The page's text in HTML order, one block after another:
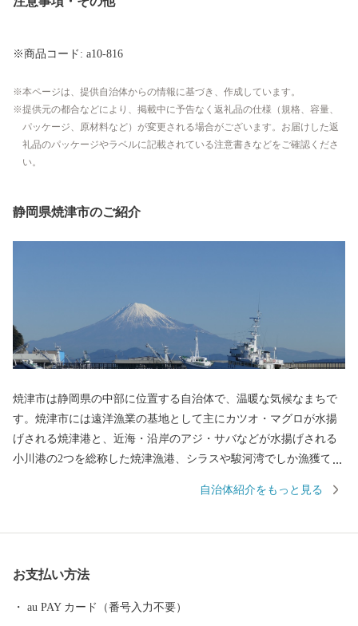
※商品コード: a10-816
本ページは、提供自治体からの情報に基づき、作成しています。
提供元の都合などにより、掲載中に予告なく返礼品の仕様（規格、容量、
パッケージ、原材料など）が変更される場合がございます。お届けした返
礼品のパッケージやラベルに記載されている注意書きなどをご確認くださ
い。
静岡県焼津市のご紹介
焼津市は静岡県の中部に位置する自治体で、温暖な気候なまちで
す。焼津市には遠洋漁業の基地として主にカツオ・マグロが水揚
げされる焼津港と、近海・沿岸のアジ・サバなどが水揚げされる
小川港の2つを総称した焼津漁港、シラスや駿河湾でしか漁獲でき
焼津では水産加工業も全国屈指の生産地となっており、カツオ節
をお楽しみください。
自治体紹介をもっと見る
お支払い方法
au PAY カード（番号入力不要）